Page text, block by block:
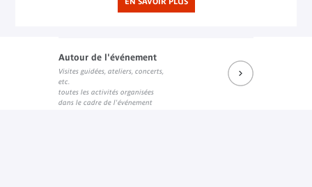
Autour de l'événement
Visites guidées, ateliers, concerts,
etc.
toutes les activités organisées
dans le cadre de l'événement